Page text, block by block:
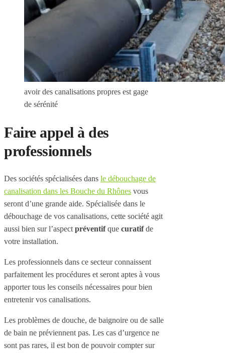
avoir des canalisations propres est gage
de sérénité
Faire appel à des
professionnels
Des sociétés spécialisées dans le débouchage de
canalisation dans les Bouche du Rhônes vous
seront d’une grande aide. Spécialisée dans le
débouchage de vos canalisations, cette société agit
aussi bien sur l’aspectpréventifque curatifde
votre installation.
Les professionnels dans ce secteur connaissent
parfaitement les procédures et seront aptes à vous
apporter tous les conseils nécessaires pour bien
entretenir vos canalisations.
Les problèmes de douche, de baignoire ou de salle
de bain ne préviennent pas. Les cas d’urgence ne
sont pas rares, il est bon de pouvoir compter sur